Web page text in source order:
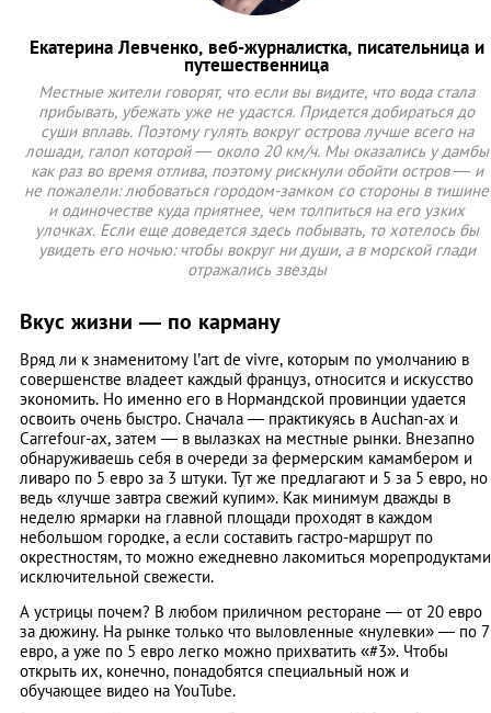
Екатерина Левченко, веб-журналистка, писательница и
путешественница
Местные жители говорят, что если вы видите, что вода стала
прибывать, убежать уже не удастся. Придется добираться до
суши вплавь. Поэтому гулять вокруг острова лучше всего на
лошади, галоп которой ― около 20 км/ч. Мы оказались у дамбы
как раз во время отлива, поэтому рискнули обойти остров ― и
не пожалели: любоваться городом-замком со стороны в тишине
и одиночестве куда приятнее, чем толпиться на его узких
улочках. Если еще доведется здесь побывать, то хотелось бы
увидеть его ночью: чтобы вокруг ни души, а в морской глади
отражались звезды
Вкус жизни ― по карману
Вряд ли к знаменитому l’art de vivre, которым по умолчанию в
совершенстве владеет каждый француз, относится и искусство
экономить. Но именно его в Нормандской провинции удается
освоить очень быстро. Сначала ― практикуясь в Auchan-ах и
Carrefour-ах, затем ― в вылазках на местные рынки. Внезапно
обнаруживаешь себя в очереди за фермерским камамбером и
ливаро по 5 евро за 3 штуки. Тут же предлагают и 5 за 5 евро, но
ведь «лучше завтра свежий купим». Как минимум дважды в
неделю ярмарки на главной площади проходят в каждом
небольшом городке, а если составить гастро-маршрут по
окрестностям, то можно ежедневно лакомиться морепродуктами
исключительной свежести.
А устрицы почем? В любом приличном ресторане ― от 20 евро
за дюжину. На рынке только что выловленные «нулевки» ― по 7
евро, а уже по 5 евро легко можно прихватить «#3». Чтобы
открыть их, конечно, понадобятся специальный нож и
обучающее видео на YouTube.